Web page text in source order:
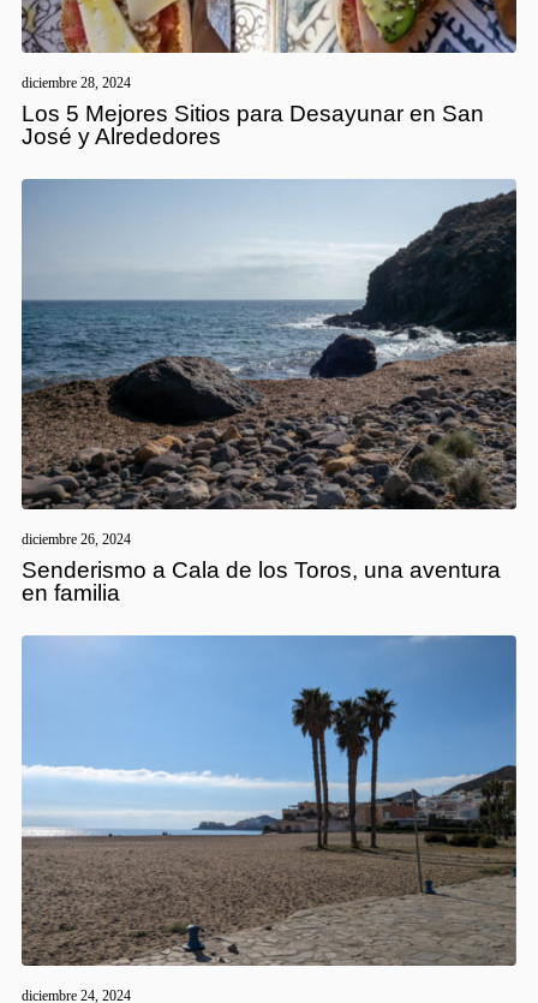
diciembre 28, 2024
Los 5 Mejores Sitios para Desayunar en San
José y Alrededores
diciembre 26, 2024
Senderismo a Cala de los Toros, una aventura
en familia
diciembre 24, 2024